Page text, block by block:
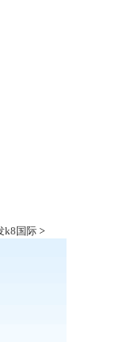
k8国际>